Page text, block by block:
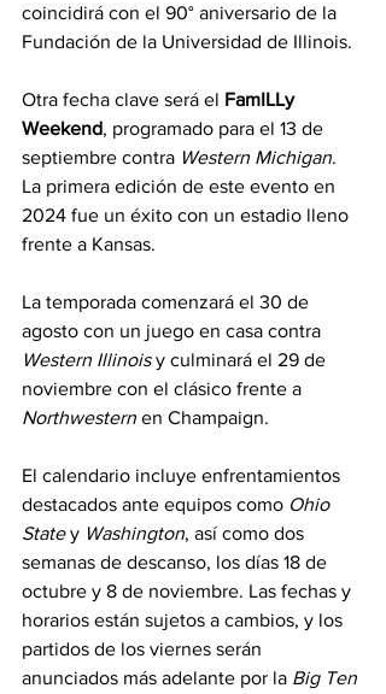
coincidirá con el 90° aniversario de la
Fundación de la Universidad de Illinois.
Otra fecha clave será el FamILLy
Weekend, programado para el 13 de
septiembre contra Western Michigan.
La primera edición de este evento en
2024 fue un éxito con un estadio lleno
frente a Kansas.
La temporada comenzará el 30 de
agosto con un juego en casa contra
Western Illinois y culminará el 29 de
noviembre con el clásico frente a
Northwestern en Champaign.
El calendario incluye enfrentamientos
destacados ante equipos como Ohio
State y Washington, así como dos
semanas de descanso, los días 18 de
octubre y 8 de noviembre. Las fechas y
horarios están sujetos a cambios, y los
partidos de los viernes serán
anunciados más adelante por la Big Ten